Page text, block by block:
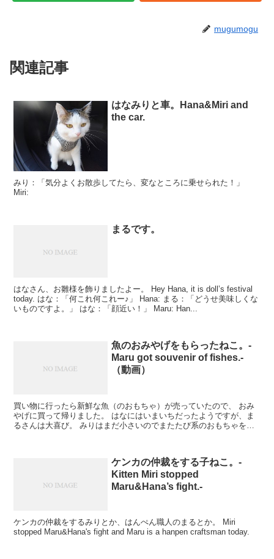
mugumogu
関連記事
はなみりと車。Hana&Miri and
the car.
みり：「気分よくお散歩してたら、変なところに乗せられた！」
Miri:
まるです。
はなさん、お雛様を飾りましたよー。 Hey Hana, it is doll’s festival
today. はな：「何これ何これー♪」 Hana: まる：「どうせ美味しくな
いものですよ。」 はな：「顔近い！」 Maru: Han...
魚のおみやげをもらったねこ。-
Maru got souvenir of fishes.-
（動画）
買い物に行ったら新鮮な魚（のおもちゃ）が売っていたので、 おみ
やげに買って帰りました。 はなにはいまいちだったようですが、ま
るさんは大喜び。 みりはまだ小さいのでまたたび系のおもちゃを完
ケンカの仲裁をする子ねこ。-
Kitten Miri stopped
Maru&Hana’s fight.-
ケンカの仲裁をするみりとか、はんぺん職人のまるとか。 Miri
stopped Maru&Hana's fight and Maru is a hanpen craftsman today.